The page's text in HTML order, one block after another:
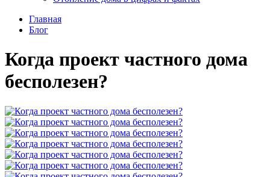
Главная
Блог
Когда проект частного дома
бесполезен?